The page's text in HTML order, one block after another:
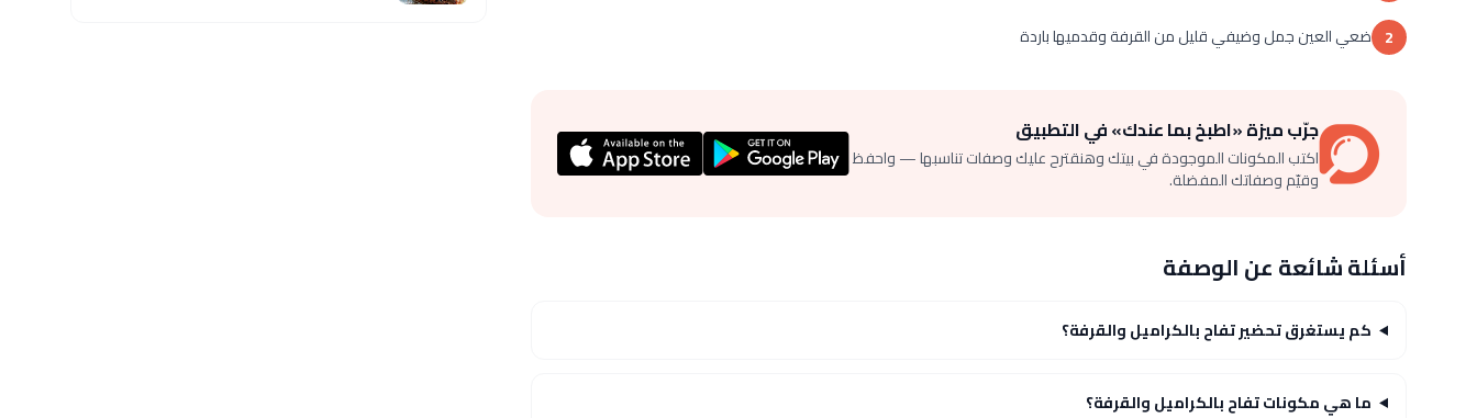
2 ضعي العين جمل وضيفي قليل من القرفة وقدميها باردة
جرّب ميزة «اطبخ بما عندك» في التطبيق
اكتب المكونات الموجودة في بيتك وهنقترح عليك وصفات تناسبها — واحفظ
وقيّم وصفاتك المفضلة.
أسئلة شائعة عن الوصفة
كم يستغرق تحضير تفاح بالكراميل والقرفة؟
ما هي مكونات تفاح بالكراميل والقرفة؟